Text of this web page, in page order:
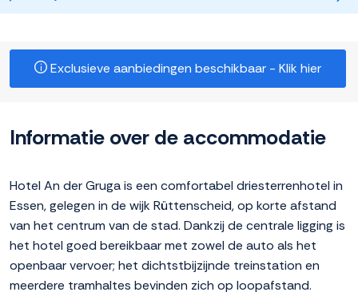
Exclusieve aanbiedingen beschikbaar - Klik hier
Informatie over de accommodatie
Hotel An der Gruga is een comfortabel driesterrenhotel in
Essen, gelegen in de wijk Rüttenscheid, op korte afstand
van het centrum van de stad. Dankzij de centrale ligging is
het hotel goed bereikbaar met zowel de auto als het
openbaar vervoer; het dichtstbijzijnde treinstation en
meerdere tramhaltes bevinden zich op loopafstand.